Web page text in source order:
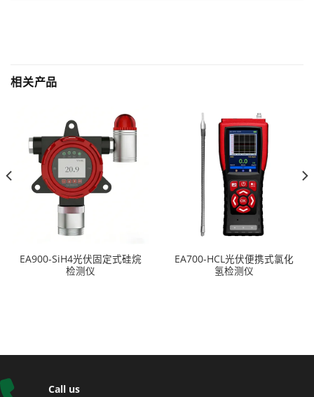
相关产品
EA900-SiH4光伏固定式硅烷
检测仪
EA700-HCL光伏便携式氯化
氢检测仪
Call us